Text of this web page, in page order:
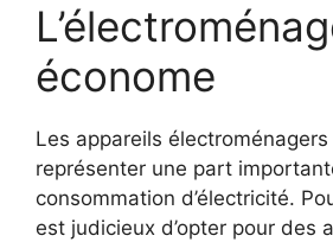
économe
Les appareils
représenter une part
consommation d’électricité.
est judicieux d’opter pour des